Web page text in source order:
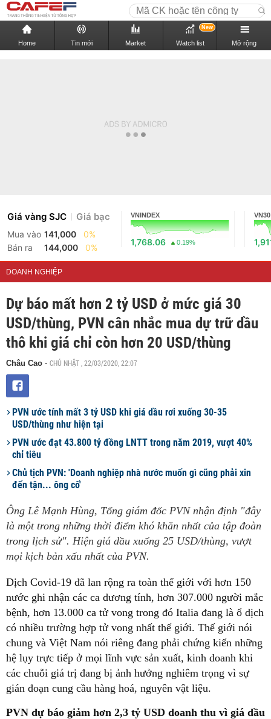
Home Tin mới Market Watch list
New
Mở rộng
Giá vàng SJC Giá bạc
Mua vào 141,000
0%
Bán ra
144,000 0%
VNINDEX
1,768.06 0.19%
VN30
DOANH NGHIỆP
Dự báo mất hơn 2 tỷ USD ở mức giá 30
USD/thùng, PVN cân nhắc mua dự trữ dầu
thô khi giá chỉ còn hơn 20 USD/thùng
Châu Cao - CHỦ NHẬT , 22/03/2020, 22:07
PVN ước tính mất 3 tỷ USD khi giá dầu rơi xuống 30-35
USD/thùng như hiện tại
PVN ước đạt 43.800 tỷ đồng LNTT trong năm 2019, vượt 40%
chỉ tiêu
Chủ tịch PVN: 'Doanh nghiệp nhà nước muốn gì cũng phải xin
đến tận... ông cố'
Ông Lê Mạnh Hùng, Tổng giám đốc PVN nhận định "đây
là một trong những thời điểm khó khăn nhất của tập đoàn
trong lịch sử". Hiện giá dầu xuống 25 USD/thùng, vượt
mọi kịch bản xấu nhất của PVN.
Dịch Covid-19 đã lan rộng ra toàn thế giới với hơn 150
nước ghi nhận các ca dương tính, hơn 307.000 người mắc
bệnh, hơn 13.000 ca tử vong trong đó Italia đang là ổ dịch
có nhiều trường hợp tử vong nhất thế giới. Thế giới nói
chung và Việt Nam nói riêng đang phải chứng kiến những
hệ lụy trực tiếp ở mọi lĩnh vực sản xuất, kinh doanh khi
các chuỗi giá trị đang bị ảnh hưởng nghiêm trọng vì sự
gián đoạn cung cầu hàng hoá, nguyên vật liệu.
PVN dự báo giảm hơn 2,3 tỷ USD doanh thu vì giá dầu